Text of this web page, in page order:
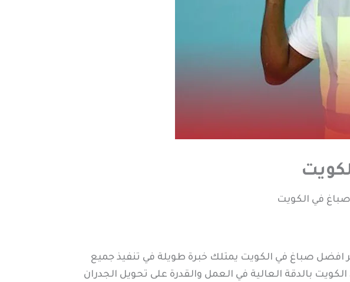
في الكويت
افضل صباغ في الكويت يمتلك خبرة طويلة في تنفيذ جميع
بالدقة العالية في العمل والقدرة على تحويل الجدران